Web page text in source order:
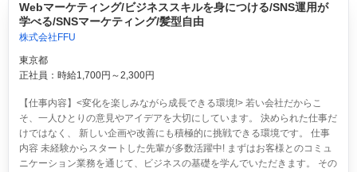
Webマーケティング/ビジネススキルを身につける/SNS運用が
学べる/SNSマーケティング/髪型自由
株式会社FFU
東京都
正社員：時給1,700円～2,300円
【仕事内容】<変化を楽しみながら成長できる環境!> 若い会社だからこ
そ、一人ひとりの意見やアイデアを大切にしています。 決められた仕事だ
けではなく、 新しい企画や改善にも積極的に挑戦できる環境です。 仕事
内容 未経験からスタートした先輩が多数活躍中! まずはお客様とのコミュ
ニケーション業務を通じて、ビジネスの基礎を学んでいただきます。 その